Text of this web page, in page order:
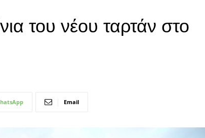
του νέου ταρτάν στο
Email